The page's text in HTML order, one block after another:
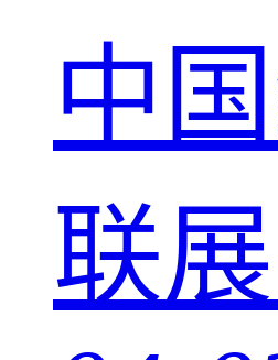
中
联